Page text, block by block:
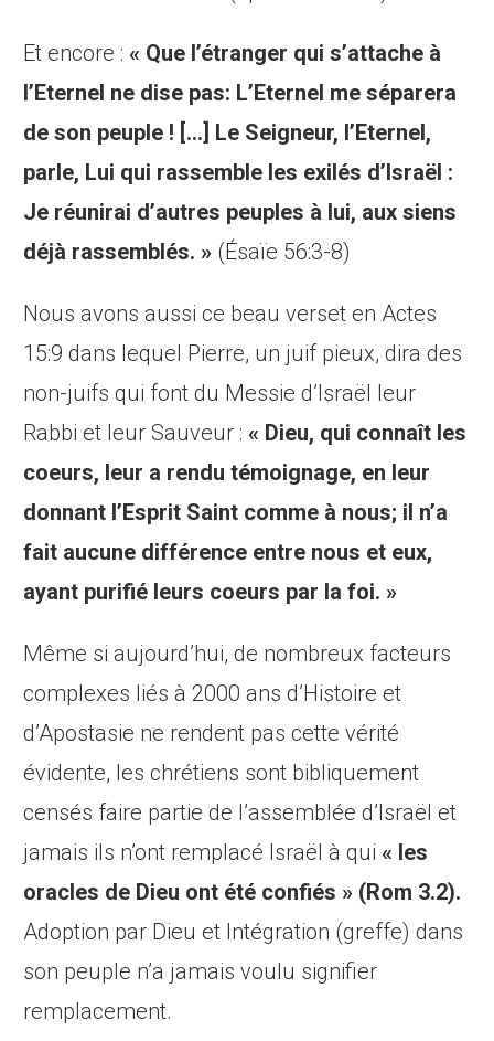
Et encore :« Que l’étranger qui s’attache à
l’Eternel ne dise pas: L’Eternel me séparera
de son peuple ! […] Le Seigneur, l’Eternel,
parle, Lui qui rassemble les exilés d’Israël :
Je réunirai d’autres peuples à lui, aux siens
déjà rassemblés. » (Ésaïe 56:3-8)
Nous avons aussi ce beau verset en Actes
15:9 dans lequel Pierre, un juif pieux, dira des
non-juifs qui font du Messie d’Israël leur
Rabbi et leur Sauveur :« Dieu, qui connaît les
coeurs, leur a rendu témoignage, en leur
donnant l’Esprit Saint comme à nous; il n’a
fait aucune différence entre nous et eux,
ayant purifié leurs coeurs par la foi. »
Même si aujourd’hui, de nombreux facteurs
complexes liés à 2000 ans d’Histoire et
d’Apostasie ne rendent pas cette vérité
évidente, les chrétiens sont bibliquement
censés faire partie de l’assemblée d’Israël et
jamais ils n’ont remplacé Israël à qui« les
oracles de Dieu ont été confiés » (Rom 3.2).
Adoption par Dieu et Intégration (greffe) dans
son peuple n’a jamais voulu signifier
remplacement.